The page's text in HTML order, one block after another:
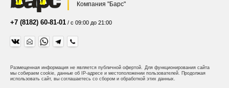
Компания "Барс"
+7 (8182) 60-81-01 / с 09:00 до 21:00
Размещенная информация не является публичной офертой. Для функционирования сайта
мы собираем cookie, данные об IP-адресе и местоположении пользователей. Продолжая
использовать сайт, вы соглашаетесь со сбором и обработкой этих данных.